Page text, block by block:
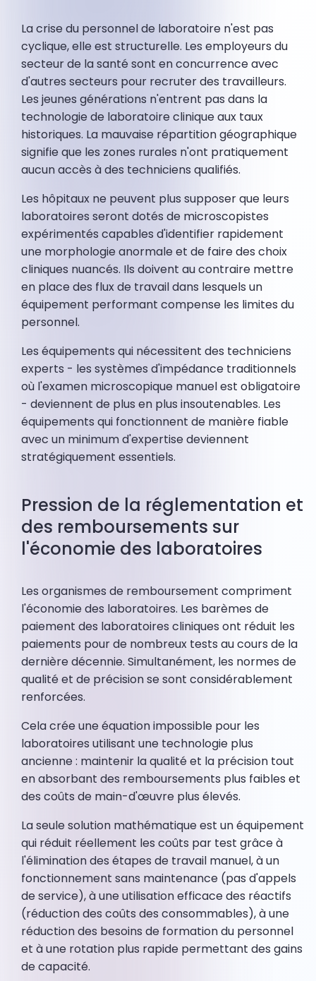
La crise du personnel de laboratoire n'est pas
cyclique, elle est structurelle. Les employeurs du
secteur de la santé sont en concurrence avec
d'autres secteurs pour recruter des travailleurs.
Les jeunes générations n'entrent pas dans la
technologie de laboratoire clinique aux taux
historiques. La mauvaise répartition géographique
signifie que les zones rurales n'ont pratiquement
aucun accès à des techniciens qualifiés.
Les hôpitaux ne peuvent plus supposer que leurs
laboratoires seront dotés de microscopistes
expérimentés capables d'identifier rapidement
une morphologie anormale et de faire des choix
cliniques nuancés. Ils doivent au contraire mettre
en place des flux de travail dans lesquels un
équipement performant compense les limites du
personnel.
Les équipements qui nécessitent des techniciens
experts - les systèmes d'impédance traditionnels
où l'examen microscopique manuel est obligatoire
- deviennent de plus en plus insoutenables. Les
équipements qui fonctionnent de manière fiable
avec un minimum d'expertise deviennent
stratégiquement essentiels.
Pression de la réglementation et
des remboursements sur
l'économie des laboratoires
Les organismes de remboursement compriment
l'économie des laboratoires. Les barèmes de
paiement des laboratoires cliniques ont réduit les
paiements pour de nombreux tests au cours de la
dernière décennie. Simultanément, les normes de
qualité et de précision se sont considérablement
renforcées.
Cela crée une équation impossible pour les
laboratoires utilisant une technologie plus
ancienne : maintenir la qualité et la précision tout
en absorbant des remboursements plus faibles et
des coûts de main-d'œuvre plus élevés.
La seule solution mathématique est un équipement
qui réduit réellement les coûts par test grâce à
l'élimination des étapes de travail manuel, à un
fonctionnement sans maintenance (pas d'appels
de service), à une utilisation efficace des réactifs
(réduction des coûts des consommables), à une
réduction des besoins de formation du personnel
et à une rotation plus rapide permettant des gains
de capacité.